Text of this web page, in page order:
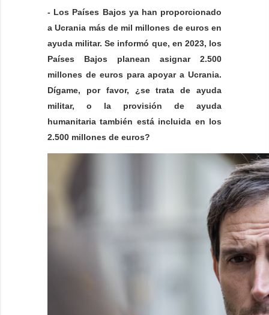
- Los Países Bajos ya han proporcionado
a Ucrania más de mil millones de euros en
ayuda militar. Se informó que, en 2023, los
Países Bajos planean asignar 2.500
millones de euros para apoyar a Ucrania.
Dígame, por favor, ¿se trata de ayuda
militar, o la provisión de ayuda
humanitaria también está incluida en los
2.500 millones de euros?